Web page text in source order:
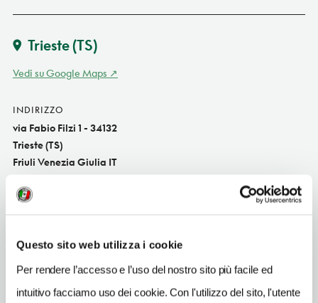
Questo sito web utilizza i cookie
Per rendere l’accesso e l’uso del nostro sito più facile ed
intuitivo facciamo uso dei cookie. Con l'utilizzo del sito, l'utente
Trieste(TS)
Vedi su Google Maps
INDIRIZZO
via Fabio Filzi 1 - 34132
Trieste (TS)
Friuli Venezia Giulia IT
SITO WEB
fondazione.scaramanga@gmail.com
040631585